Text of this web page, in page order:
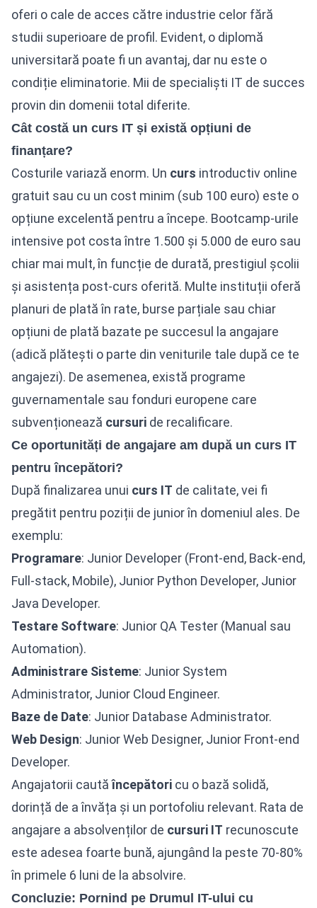
oferi o cale de acces către industrie celor fără
studii superioare de profil. Evident, o diplomă
universitară poate fi un avantaj, dar nu este o
condiție eliminatorie. Mii de specialiști IT de succes
provin din domenii total diferite.
Cât costă un curs IT și există opțiuni de
finanțare?
Costurile variază enorm. Un curs introductiv online
gratuit sau cu un cost minim (sub 100 euro) este o
opțiune excelentă pentru a începe. Bootcamp-urile
intensive pot costa între 1.500 și 5.000 de euro sau
chiar mai mult, în funcție de durată, prestigiul școlii
și asistența post-curs oferită. Multe instituții oferă
planuri de plată în rate, burse parțiale sau chiar
opțiuni de plată bazate pe succesul la angajare
(adică plătești o parte din veniturile tale după ce te
angajezi). De asemenea, există programe
guvernamentale sau fonduri europene care
subvenționează cursuri de recalificare.
Ce oportunități de angajare am după un curs IT
pentru începători?
După finalizarea unui curs IT de calitate, vei fi
pregătit pentru poziții de junior în domeniul ales. De
exemplu:
Programare: Junior Developer (Front-end, Back-end,
Full-stack, Mobile), Junior Python Developer, Junior
Java Developer.
Testare Software: Junior QA Tester (Manual sau
Automation).
Administrare Sisteme: Junior System
Administrator, Junior Cloud Engineer.
Baze de Date: Junior Database Administrator.
Web Design: Junior Web Designer, Junior Front-end
Developer.
Angajatorii cautăîncepători cu o bază solidă,
dorință de a învăța și un portofoliu relevant. Rata de
angajare a absolvenților de cursuri IT recunoscute
este adesea foarte bună, ajungând la peste 70-80%
în primele 6 luni de la absolvire.
Concluzie: Pornind pe Drumul IT-ului cu